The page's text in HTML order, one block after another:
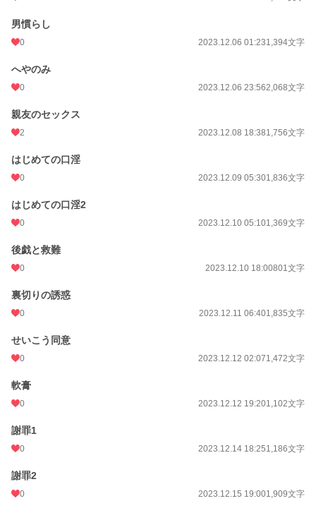
男慣らし
0 2023.12.06 01:231,394文字
へやのみ
0 2023.12.06 23:562,068文字
親友のセックス
2 2023.12.08 18:381,756文字
はじめての口淫
0 2023.12.09 05:301,836文字
はじめての口淫2
0 2023.12.10 05:101,369文字
後戯と救難
0 2023.12.10 18:00801文字
裏切りの誘惑
0 2023.12.11 06:401,835文字
せいこう同意
0 2023.12.12 02:071,472文字
軟膏
0 2023.12.12 19:201,102文字
謝罪1
0 2023.12.14 18:251,186文字
謝罪2
0 2023.12.15 19:001,909文字